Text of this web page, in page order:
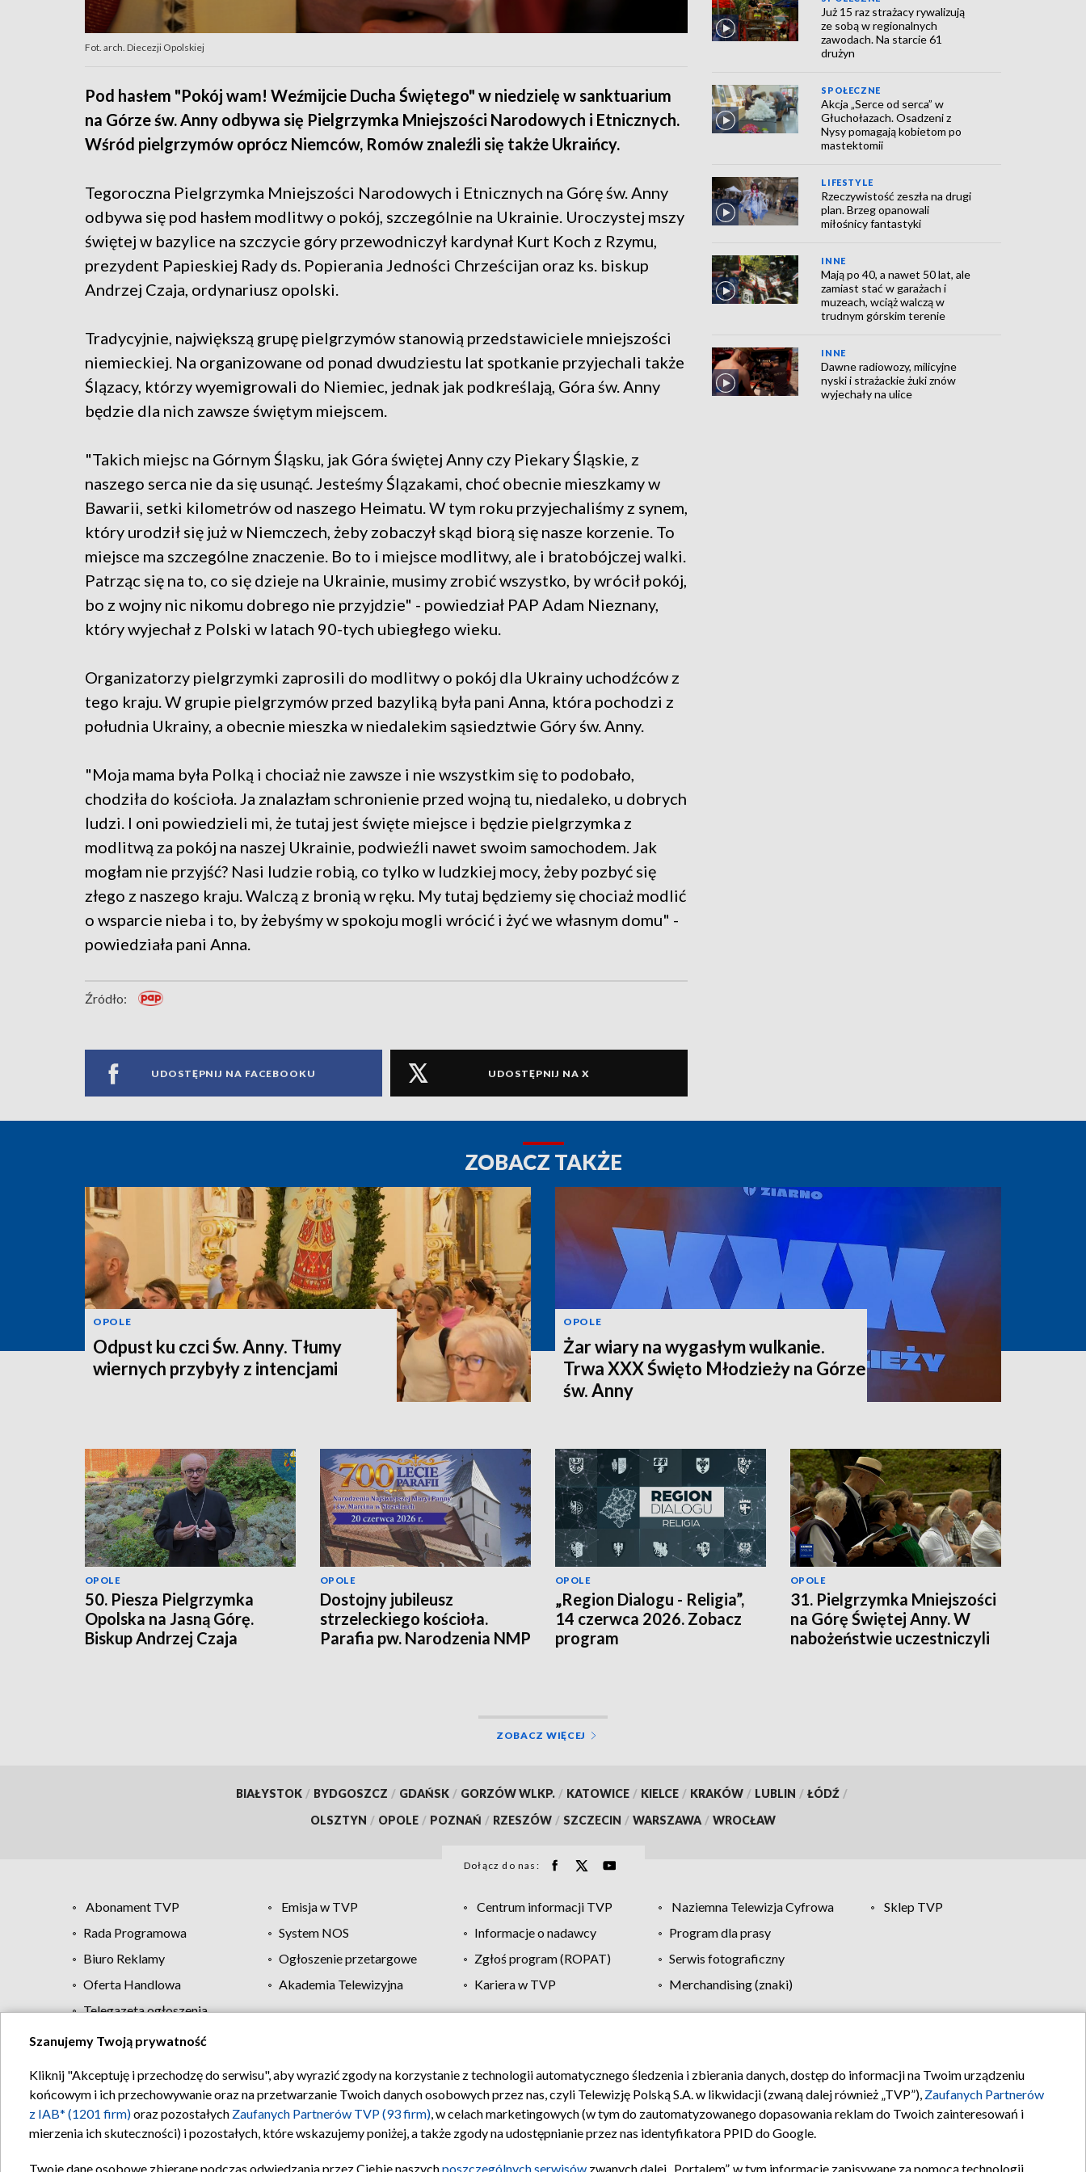
Fot. arch. Diecezji Opolskiej
Pod hasłem "Pokój wam! Weźmijcie Ducha Świętego" w niedzielę w sanktuarium
na Górze św. Anny odbywa się Pielgrzymka Mniejszości Narodowych i Etnicznych.
Wśród pielgrzymów oprócz Niemców, Romów znaleźli się także Ukraińcy.
Tegoroczna Pielgrzymka Mniejszości Narodowych i Etnicznych na Górę św. Anny
odbywa się pod hasłem modlitwy o pokój, szczególnie na Ukrainie. Uroczystej mszy
świętej w bazylice na szczycie góry przewodniczył kardynał Kurt Koch z Rzymu,
prezydent Papieskiej Rady ds. Popierania Jedności Chrześcijan oraz ks. biskup
Andrzej Czaja, ordynariusz opolski.
Tradycyjnie, największą grupę pielgrzymów stanowią przedstawiciele mniejszości
niemieckiej. Na organizowane od ponad dwudziestu lat spotkanie przyjechali także
Ślązacy, którzy wyemigrowali do Niemiec, jednak jak podkreślają, Góra św. Anny
będzie dla nich zawsze świętym miejscem.
"Takich miejsc na Górnym Śląsku, jak Góra świętej Anny czy Piekary Śląskie, z
naszego serca nie da się usunąć. Jesteśmy Ślązakami, choć obecnie mieszkamy w
Bawarii, setki kilometrów od naszego Heimatu. W tym roku przyjechaliśmy z synem,
który urodził się już w Niemczech, żeby zobaczył skąd biorą się nasze korzenie. To
miejsce ma szczególne znaczenie. Bo to i miejsce modlitwy, ale i bratobójczej walki.
Patrząc się na to, co się dzieje na Ukrainie, musimy zrobić wszystko, by wrócił pokój,
bo z wojny nic nikomu dobrego nie przyjdzie" - powiedział PAP Adam Nieznany,
który wyjechał z Polski w latach 90-tych ubiegłego wieku.
Organizatorzy pielgrzymki zaprosili do modlitwy o pokój dla Ukrainy uchodźców z
tego kraju. W grupie pielgrzymów przed bazyliką była pani Anna, która pochodzi z
południa Ukrainy, a obecnie mieszka w niedalekim sąsiedztwie Góry św. Anny.
"Moja mama była Polką i chociaż nie zawsze i nie wszystkim się to podobało,
chodziła do kościoła. Ja znalazłam schronienie przed wojną tu, niedaleko, u dobrych
ludzi. I oni powiedzieli mi, że tutaj jest święte miejsce i będzie pielgrzymka z
modlitwą za pokój na naszej Ukrainie, podwieźli nawet swoim samochodem. Jak
mogłam nie przyjść? Nasi ludzie robią, co tylko w ludzkiej mocy, żeby pozbyć się
złego z naszego kraju. Walczą z bronią w ręku. My tutaj będziemy się chociaż modlić
o wsparcie nieba i to, by żebyśmy w spokoju mogli wrócić i żyć we własnym domu" -
powiedziała pani Anna.
Źródło:
UDOSTĘPNIJ NA FACEBOOKU UDOSTĘPNIJ NA X
Już 15 raz strażacy rywalizują
ze sobą w regionalnych
zawodach. Na starcie 61
drużyn
SPOŁECZNE
Akcja „Serce od serca” w
Głuchołazach. Osadzeni z
Nysy pomagają kobietom po
mastektomii
LIFESTYLE
Rzeczywistość zeszła na drugi
plan. Brzeg opanowali
miłośnicy fantastyki
INNE
Mają po 40, a nawet 50 lat, ale
zamiast stać w garażach i
muzeach, wciąż walczą w
trudnym górskim terenie
INNE
Dawne radiowozy, milicyjne
nyski i strażackie żuki znów
wyjechały na ulice
ZOBACZ TAKŻE
OPOLE
Odpust ku czci Św. Anny. Tłumy
wiernych przybyły z intencjami
OPOLE
Żar wiary na wygasłym wulkanie.
Trwa XXX Święto Młodzieży na Górze
św. Anny
OPOLE
50. Piesza Pielgrzymka
Opolska na Jasną Górę.
Biskup Andrzej Czaja
OPOLE
Dostojny jubileusz
strzeleckiego kościoła.
Parafia pw. Narodzenia NMP
OPOLE
„Region Dialogu - Religia”,
14 czerwca 2026. Zobacz
program
OPOLE
31. Pielgrzymka Mniejszości
na Górę Świętej Anny. W
nabożeństwie uczestniczyli
ZOBACZ WIĘCEJ
BIAŁYSTOK / BYDGOSZCZ / GDAŃSK / GORZÓW WLKP. / KATOWICE / KIELCE / KRAKÓW / LUBLIN / ŁÓDŹ /
OLSZTYN / OPOLE / POZNAŃ / RZESZÓW / SZCZECIN / WARSZAWA / WROCŁAW
Dołącz do nas:
Abonament TVP Emisja w TVP Centrum informacji TVP Naziemna Telewizja Cyfrowa
Sklep TVP
Rada Programowa
System NOS Informacje o nadawcy
Program dla prasy
Biuro Reklamy
Ogłoszenie przetargowe Zgłoś program (ROPAT)
Serwis fotograficzny
Oferta Handlowa
Akademia Telewizyjna Kariera w TVP
Merchandising (znaki)
Telegazeta ogłoszenia
Regulamin TVP Polityka prywatności Moje zgody Pomoc Biuro reklamy Kontakt
Szanujemy Twoją prywatność
Kliknij "Akceptuję i przechodzę do serwisu", aby wyrazić zgody na korzystanie z technologii automatycznego śledzenia i zbierania danych, dostęp do informacji na Twoim urządzeniu
końcowym i ich przechowywanie oraz na przetwarzanie Twoich danych osobowych przez nas, czyli Telewizję Polską S.A. w likwidacji (zwaną dalej również „TVP”), Zaufanych Partnerów
z IAB* (1201 firm)oraz pozostałych Zaufanych Partnerów TVP (93 firm), w celach marketingowych (w tym do zautomatyzowanego dopasowania reklam do Twoich zainteresowań i
mierzenia ich skuteczności) i pozostałych, które wskazujemy poniżej, a także zgody na udostępnianie przez nas identyfikatora PPID do Google.
Twoje dane osobowe zbierane podczas odwiedzania przez Ciebie naszychposzczególnych serwisów zwanych dalej „Portalem”, w tym informacje zapisywane za pomocą technologii